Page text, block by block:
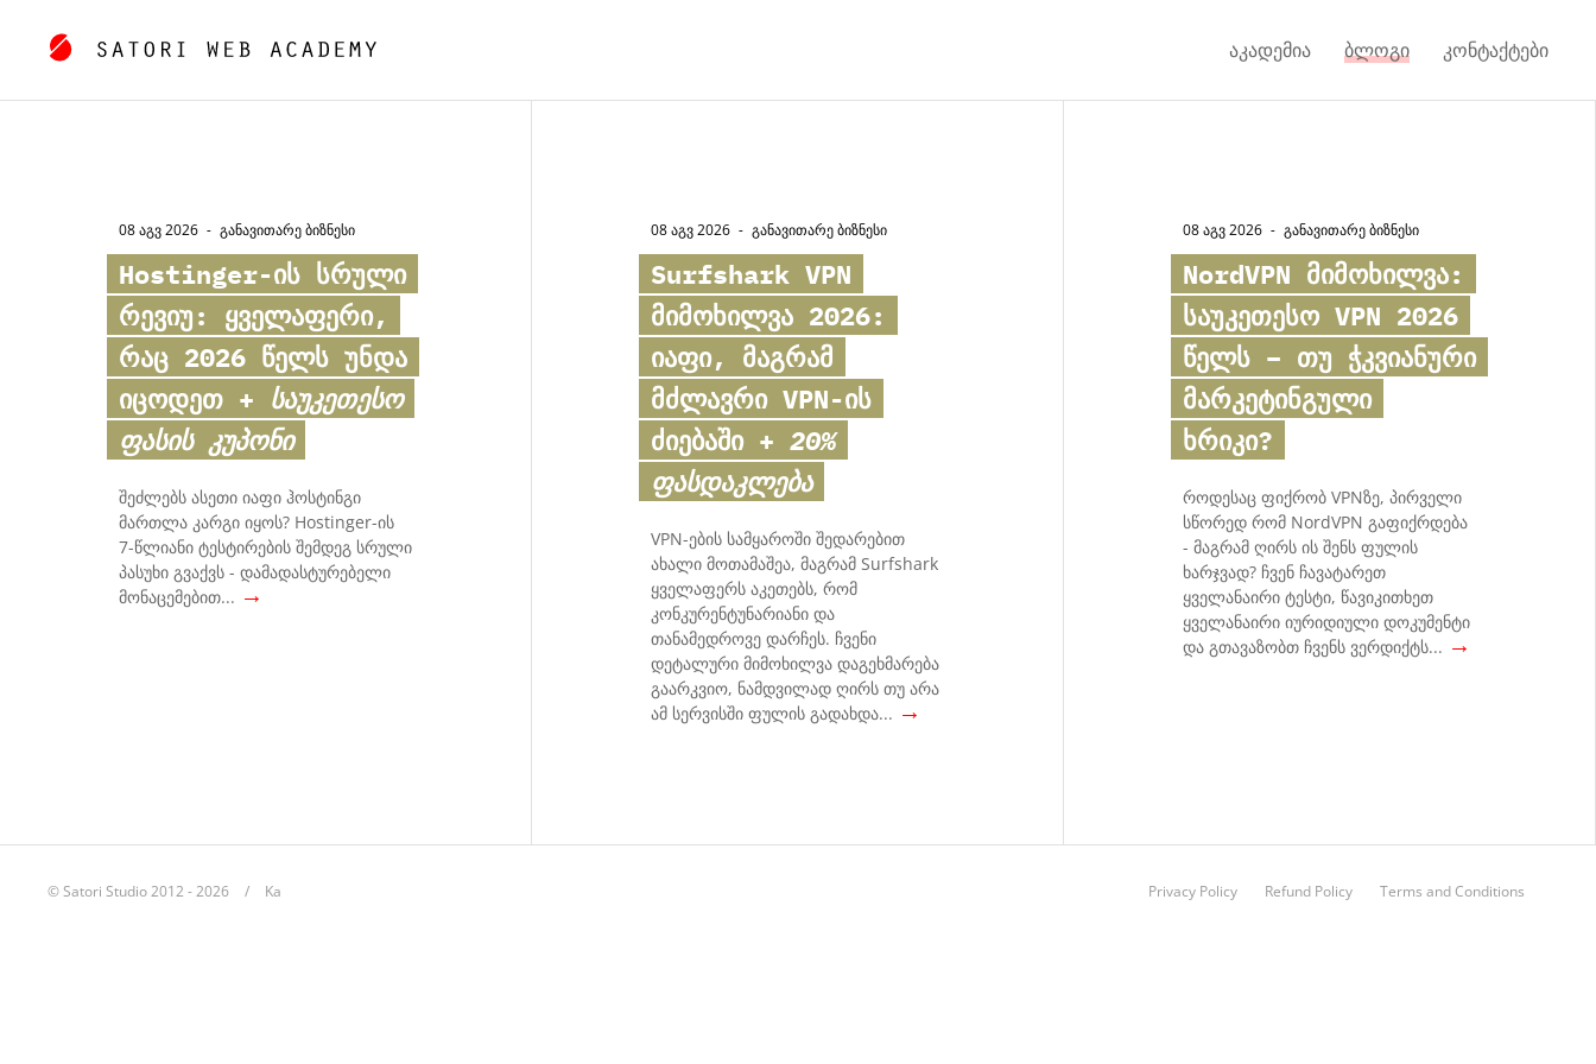
აკადემია ბლოგი კონტაქტები
08 აგვ 2026 - ᲒᲐᲜᲐᲕᲘᲗᲐᲠᲔ ᲑᲘᲖᲜᲔᲡᲘ
Hostinger-ის სრული
რევიუ: ყველაფერი,
რაც 2026 წელს უნდა
იცოდეთ + საუკეთესო
ფასის კუპონი
შეძლებს ასეთი იაფი ჰოსტინგი
მართლა კარგი იყოს? Hostinger-ის
7-წლიანი ტესტირების შემდეგ სრული
პასუხი გვაქვს - დამადასტურებელი
მონაცემებით... →
08 აგვ 2026 - ᲒᲐᲜᲐᲕᲘᲗᲐᲠᲔ ᲑᲘᲖᲜᲔᲡᲘ
Surfshark VPN
მიმოხილვა 2026:
იაფი, მაგრამ
მძლავრი VPN-ის
ძიებაში + 20%
ფასდაკლება
VPN-ების სამყაროში შედარებით
ახალი მოთამაშეა, მაგრამ Surfshark
ყველაფერს აკეთებს, რომ
კონკურენტუნარიანი და
თანამედროვე დარჩეს. ჩვენი
დეტალური მიმოხილვა დაგეხმარება
გაარკვიო, ნამდვილად ღირს თუ არა
ამ სერვისში ფულის გადახდა... →
08 აგვ 2026 - ᲒᲐᲜᲐᲕᲘᲗᲐᲠᲔ ᲑᲘᲖᲜᲔᲡᲘ
NordVPN მიმოხილვა:
საუკეთესო VPN 2026
წელს – თუ ჭკვიანური
მარკეტინგული
ხრიკი?
როდესაც ფიქრობ VPNზე, პირველი
სწორედ რომ NordVPN გაფიქრდება
- მაგრამ ღირს ის შენს ფულის
ხარჯვად? ჩვენ ჩავატარეთ
ყველანაირი ტესტი, წავიკითხეთ
ყველანაირი იურიდიული დოკუმენტი
და გთავაზობთ ჩვენს ვერდიქტს... →
© Satori Studio 2012 - 2026 Ka Privacy Policy Refund Policy Terms and Conditions